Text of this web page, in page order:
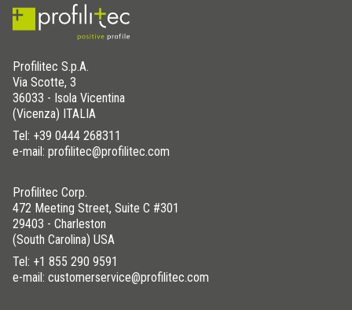
Profilitec S.p.A.
Via Scotte, 3
36033 - Isola Vicentina
(Vicenza) ITALIA
Tel: +39 0444 268311
e-mail: profilitec@profilitec.com
Profilitec Corp.
472 Meeting Street, Suite C #301
29403 - Charleston
(South Carolina) USA
Tel: +1 855 290 9591
e-mail: customerservice@profilitec.com